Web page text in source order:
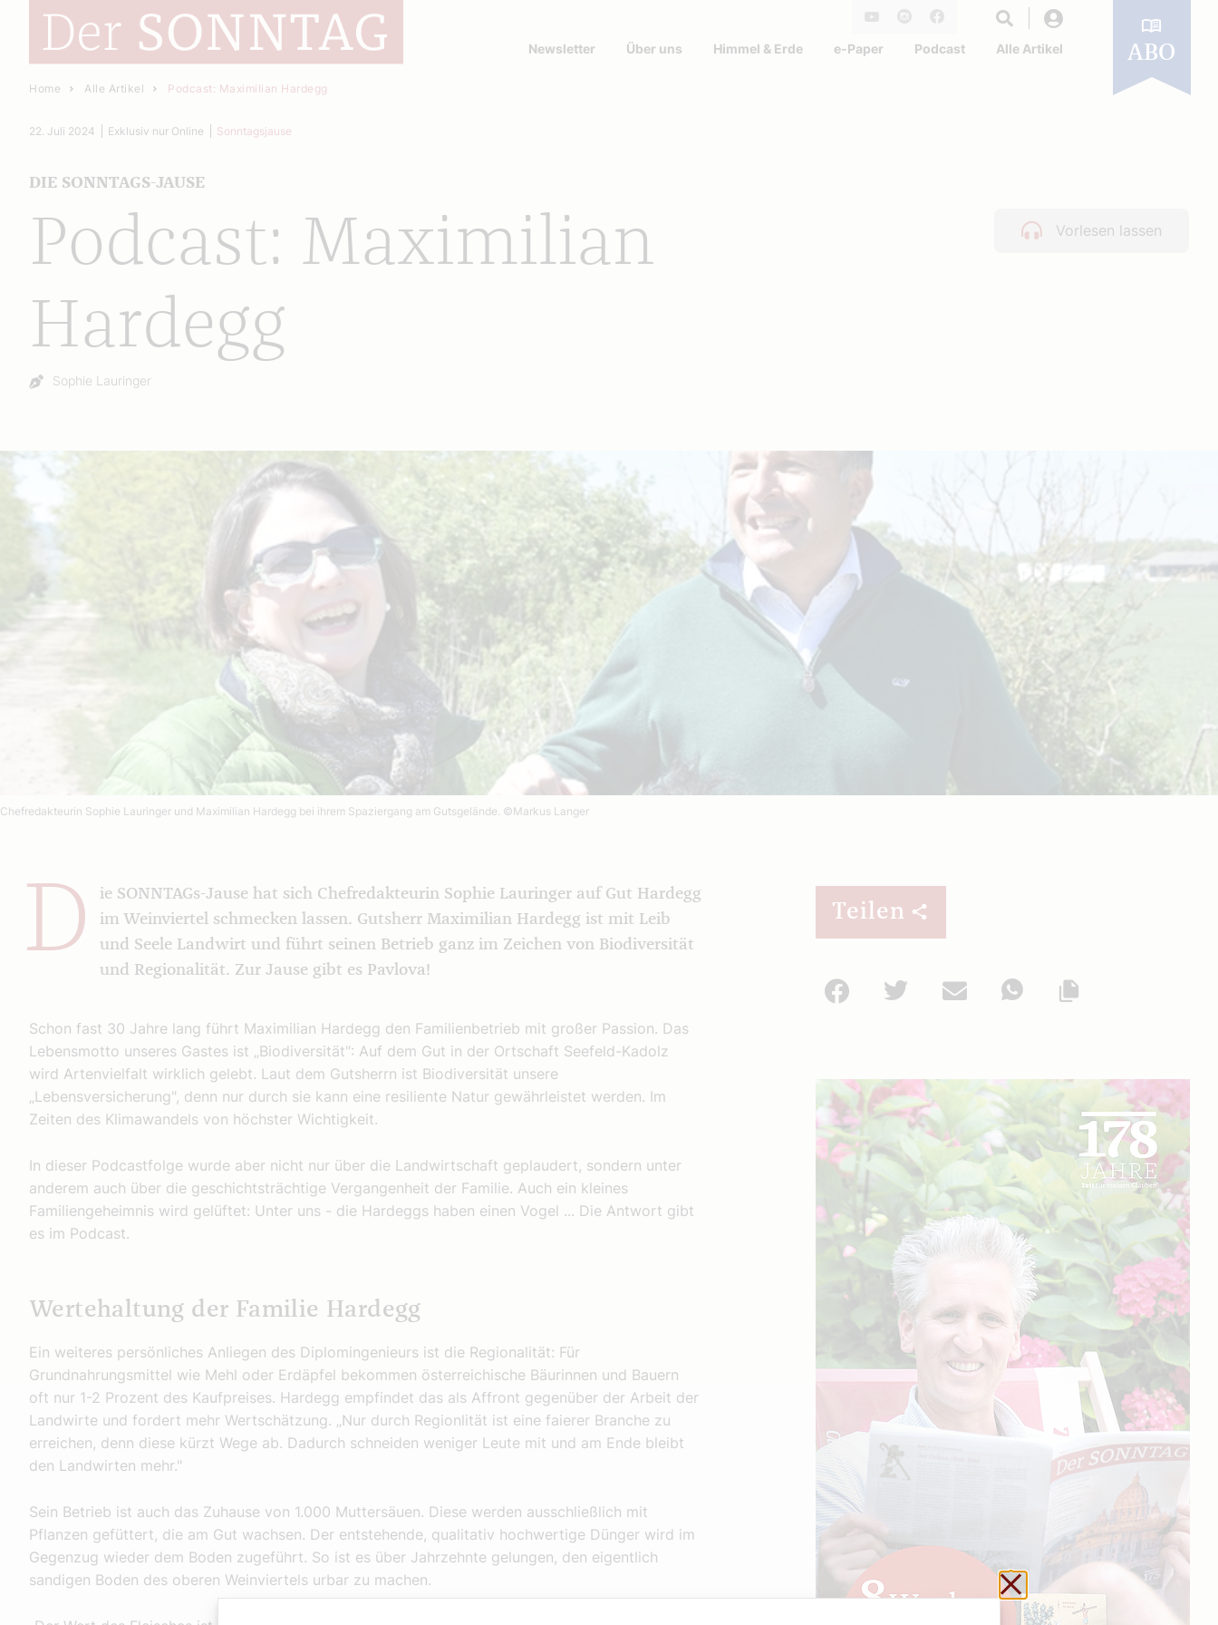
Facebook
Newsletter Über uns Himmel & Erde e-Paper Podcast Alle Artikel ABO
Home Alle Artikel Podcast: Maximilian Hardegg
Vorlesen lassen
Podcast: Maximilian
Hardegg
DIE SONNTAGS-JAUSE
22. Juli 2024 Exklusiv nur Online Sonntagsjause
Autor:
Sophie Lauringer
Chefredakteurin Sophie Lauringer und Maximilian Hardegg bei ihrem Spaziergang am Gutsgelände. ©Markus Langer
D
ie SONNTAGs-Jause hat sich Chefredakteurin Sophie Lauringer auf Gut Hardegg
im Weinviertel schmecken lassen. Gutsherr Maximilian Hardegg ist mit Leib
und Seele Landwirt und führt seinen Betrieb ganz im Zeichen von Biodiversität
und Regionalität. Zur Jause gibt es Pavlova!
Schon fast 30 Jahre lang führt Maximilian Hardegg den Familienbetrieb mit großer Passion. Das
Lebensmotto unseres Gastes ist „Biodiversität": Auf dem Gut in der Ortschaft Seefeld-Kadolz
wird Artenvielfalt wirklich gelebt. Laut dem Gutsherrn ist Biodiversität unsere
„Lebensversicherung", denn nur durch sie kann eine resiliente Natur gewährleistet werden. Im
Zeiten des Klimawandels von höchster Wichtigkeit.
In dieser Podcastfolge wurde aber nicht nur über die Landwirtschaft geplaudert, sondern unter
anderem auch über die geschichtsträchtige Vergangenheit der Familie. Auch ein kleines
Familiengeheimnis wird gelüftet: Unter uns - die Hardeggs haben einen Vogel ... Die Antwort gibt
es im Podcast.
Wertehaltung der Familie Hardegg
Ein weiteres persönliches Anliegen des Diplomingenieurs ist die Regionalität: Für
Grundnahrungsmittel wie Mehl oder Erdäpfel bekommen österreichische Bäurinnen und Bauern
oft nur 1-2 Prozent des Kaufpreises. Hardegg empfindet das als Affront gegenüber der Arbeit der
Landwirte und fordert mehr Wertschätzung. „Nur durch Regionlität ist eine faierer Branche zu
erreichen, denn diese kürzt Wege ab. Dadurch schneiden weniger Leute mit und am Ende bleibt
den Landwirten mehr."
Sein Betrieb ist auch das Zuhause von 1.000 Muttersäuen. Diese werden ausschließlich mit
Pflanzen gefüttert, die am Gut wachsen. Der entstehende, qualitativ hochwertige Dünger wird im
Gegenzug wieder dem Boden zugeführt. So ist es über Jahrzehnte gelungen, den eigentlich
sandigen Boden des oberen Weinviertels urbar zu machen.
Teilen
Facebook
Twitter Mail
WhatsApp
Schließen ohne zu